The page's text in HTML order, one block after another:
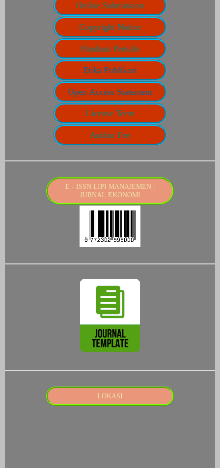
Online Submission
Copyright Notice
Panduan Penulis
Etika Publikasi
Open Access Statement
License Term
Author Fee
E - ISSN LIPI MANAJEMEN :
JURNAL EKONOMI
LOKASI